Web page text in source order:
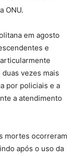
ONU.
em agosto
e
vezes mais
por policiais e a
a atendimento
mortes ocorreram
após o uso da